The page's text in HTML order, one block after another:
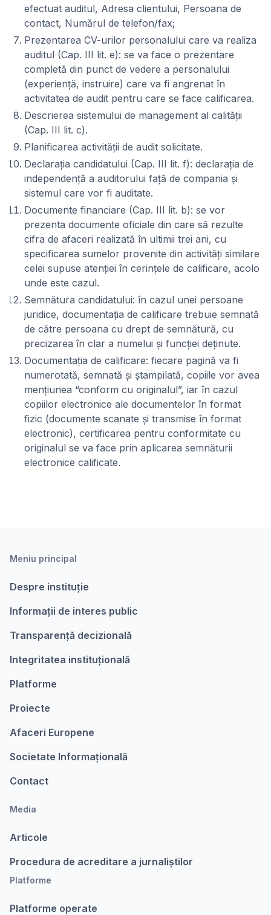
efectuat auditul, Adresa clientului, Persoana de
contact, Numărul de telefon/fax;
Prezentarea CV-urilor personalului care va realiza
auditul (Cap. III lit. e): se va face o prezentare
completă din punct de vedere a personalului
(experienţă, instruire) care va fi angrenat în
activitatea de audit pentru care se face calificarea.
Descrierea sistemului de management al calităţii
(Cap. III lit. c).
Planificarea activităţii de audit solicitate.
Declaraţia candidatului (Cap. III lit. f): declaraţia de
independenţă a auditorului faţă de compania şi
sistemul care vor fi auditate.
Documente financiare (Cap. III lit. b): se vor
prezenta documente oficiale din care să rezulte
cifra de afaceri realizată în ultimii trei ani, cu
specificarea sumelor provenite din activităţi similare
celei supuse atenţiei în cerinţele de calificare, acolo
unde este cazul.
Semnătura candidatului: în cazul unei persoane
juridice, documentaţia de calificare trebuie semnată
de către persoana cu drept de semnătură, cu
precizarea în clar a numelui şi funcţiei deţinute.
Documentaţia de calificare: fiecare pagină va fi
numerotată, semnată şi ştampilată, copiile vor avea
menţiunea “conform cu originalul”, iar în cazul
copiilor electronice ale documentelor în format
fizic (documente scanate și transmise în format
electronic), certificarea pentru conformitate cu
originalul se va face prin aplicarea semnăturii
electronice calificate.
Meniu principal
Despre instituție
Informații de interes public
Transparență decizională
Integritatea instituțională
Platforme
Proiecte
Afaceri Europene
Societate Informațională
Contact
Media
Articole
Procedura de acreditare a jurnaliștilor
Platforme
Platforme operate